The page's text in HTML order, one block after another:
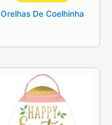
Orelhas De Coelhinha